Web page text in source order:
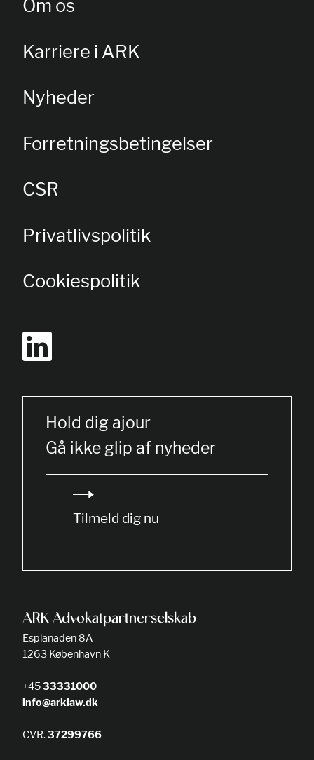
Om os
Karriere i ARK
Nyheder
Forretningsbetingelser
CSR
Privatlivspolitik
Cookiespolitik
Hold dig ajour
Gå ikke glip af nyheder
Tilmeld dig nu
ARK Advokatpartnerselskab
Esplanaden 8A
1263 København K
+4533331000
info@arklaw.dk
CVR.37299766